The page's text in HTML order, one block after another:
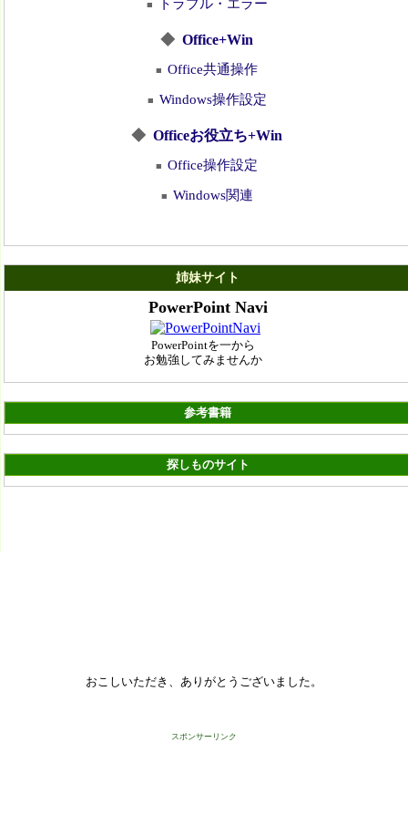
■ トラブル・エラー
◆ Office+Win
■ Office共通操作
■ Windows操作設定
◆ Officeお役立ち+Win
■ Office操作設定
■ Windows関連
姉妹サイト
PowerPoint Navi
PowerPointを一から
お勉強してみませんか
参考書籍
探しものサイト
おこしいただき、ありがとうございました。
スポンサーリンク